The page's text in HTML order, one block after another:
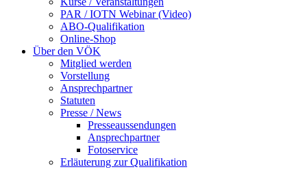
PAR / IOTN Webinar (Video)
ABO-Qualifikation
Online-Shop
Über den VÖK
Mitglied werden
Vorstellung
Ansprechpartner
Statuten
Presse / News
Presseaussendungen
Ansprechpartner
Fotoservice
Erläuterung zur Qualifikation